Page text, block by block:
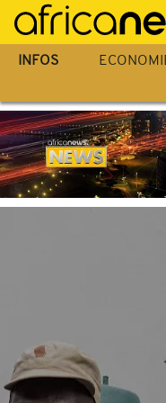
Passer
au
contenu
INFOS